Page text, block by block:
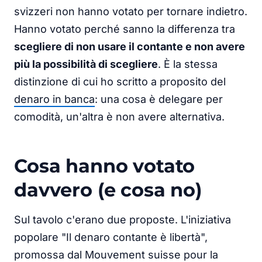
svizzeri non hanno votato per tornare indietro.
Hanno votato perché sanno la differenza tra
scegliere di non usare il contante e non avere
più la possibilità di scegliere. È la stessa
distinzione di cui ho scritto a proposito del
denaro in banca: una cosa è delegare per
comodità, un'altra è non avere alternativa.
Cosa hanno votato
davvero (e cosa no)
Sul tavolo c'erano due proposte. L'iniziativa
popolare "Il denaro contante è libertà",
promossa dal Mouvement suisse pour la